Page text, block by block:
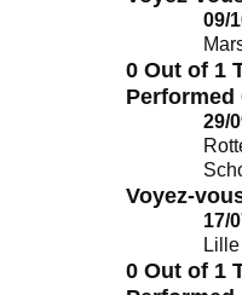
09/
0 Out of 1
29/
Voyez-
17/
Lille
0 Out of 1